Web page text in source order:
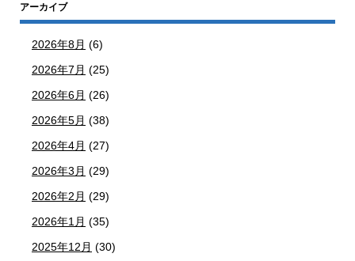
アーカイブ
2026年8月 (6)
2026年7月 (25)
2026年6月 (26)
2026年5月 (38)
2026年4月 (27)
2026年3月 (29)
2026年2月 (29)
2026年1月 (35)
2025年12月 (30)